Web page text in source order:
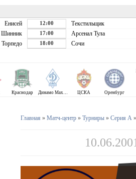
Енисей 12:00 Текстильщик
Шинник 17:00 Арсенал Тула
Торпедо 18:00 Сочи
Краснодар Динамо Махачкала ЦСКА Оренбург
Главная » Матч-центр» Турниры» Серия А»